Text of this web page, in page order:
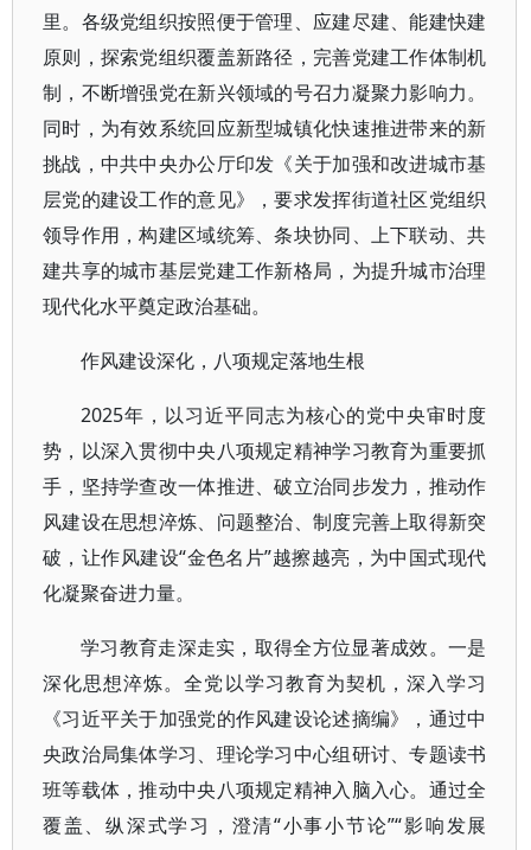
里。各级党组织按照便于管理、应建尽建、能建快建
原则，探索党组织覆盖新路径，完善党建工作体制机
制，不断增强党在新兴领域的号召力凝聚力影响力。
同时，为有效系统回应新型城镇化快速推进带来的新
挑战，中共中央办公厅印发《关于加强和改进城市基
层党的建设工作的意见》，要求发挥街道社区党组织
领导作用，构建区域统筹、条块协同、上下联动、共
建共享的城市基层党建工作新格局，为提升城市治理
现代化水平奠定政治基础。
作风建设深化，八项规定落地生根
2025年，以习近平同志为核心的党中央审时度
势，以深入贯彻中央八项规定精神学习教育为重要抓
手，坚持学查改一体推进、破立治同步发力，推动作
风建设在思想淬炼、问题整治、制度完善上取得新突
破，让作风建设“金色名片”越擦越亮，为中国式现代
化凝聚奋进力量。
学习教育走深走实，取得全方位显著成效。一是
深化思想淬炼。全党以学习教育为契机，深入学习
《习近平关于加强党的作风建设论述摘编》，通过中
央政治局集体学习、理论学习中心组研讨、专题读书
班等载体，推动中央八项规定精神入脑入心。通过全
覆盖、纵深式学习，澄清“小事小节论”“影响发展